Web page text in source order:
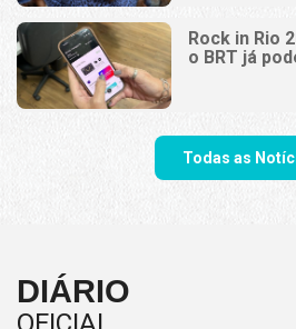
Rock in Rio
o BRT já
Todas as
DIÁRIO